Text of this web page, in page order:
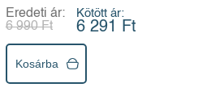
immunrendszer
erősítésére
Eredeti ár:
6 990 Ft
Kötött ár:
6 291 Ft
Kosárba